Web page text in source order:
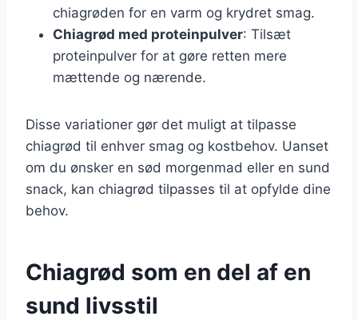
chiagrøden for en varm og krydret smag.
Chiagrød med proteinpulver: Tilsæt
proteinpulver for at gøre retten mere
mættende og nærende.
Disse variationer gør det muligt at tilpasse
chiagrød til enhver smag og kostbehov. Uanset
om du ønsker en sød morgenmad eller en sund
snack, kan chiagrød tilpasses til at opfylde dine
behov.
Chiagrød som en del af en
sund livsstil